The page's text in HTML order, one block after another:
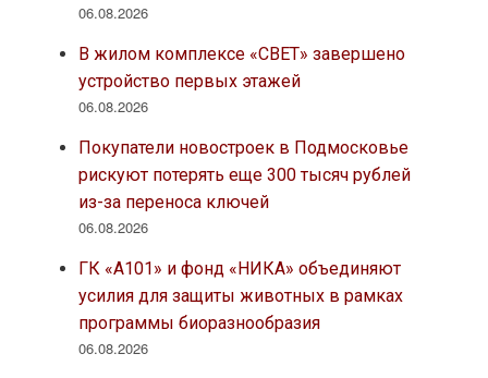
06.08.2026
В жилом комплексе «СВЕТ» завершено
устройство первых этажей
06.08.2026
Покупатели новостроек в Подмосковье
рискуют потерять еще 300 тысяч рублей
из-за переноса ключей
06.08.2026
ГК «А101» и фонд «НИКА» объединяют
усилия для защиты животных в рамках
программы биоразнообразия
06.08.2026